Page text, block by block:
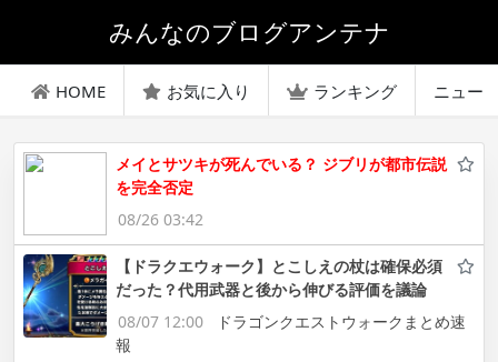
みんなのブログアンテナ
HOME お気に入り ランキング ニュー
メイとサツキが死んでいる？ ジブリが都市伝説
を完全否定
08/26 03:42
【ドラクエウォーク】とこしえの杖は確保必須
だった？代用武器と後から伸びる評価を議論
08/07 12:00
ドラゴンクエストウォークまとめ速
報